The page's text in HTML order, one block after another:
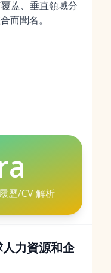
蓋、垂直領域分
而聞名。
歷/CV 解析
力資源和企